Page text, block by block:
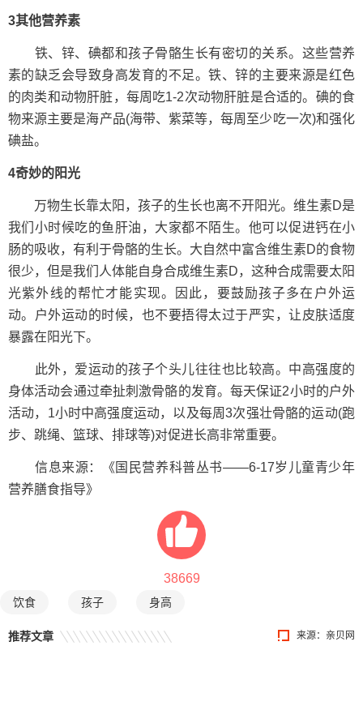
3其他营养素
铁、锌、碘都和孩子骨骼生长有密切的关系。这些营养
素的缺乏会导致身高发育的不足。铁、锌的主要来源是红色
的肉类和动物肝脏，每周吃1-2次动物肝脏是合适的。碘的食
物来源主要是海产品(海带、紫菜等，每周至少吃一次)和强化
碘盐。
4奇妙的阳光
万物生长靠太阳，孩子的生长也离不开阳光。维生素D是
我们小时候吃的鱼肝油，大家都不陌生。他可以促进钙在小
肠的吸收，有利于骨骼的生长。大自然中富含维生素D的食物
很少，但是我们人体能自身合成维生素D，这种合成需要太阳
光紫外线的帮忙才能实现。因此，要鼓励孩子多在户外运
动。户外运动的时候，也不要捂得太过于严实，让皮肤适度
暴露在阳光下。
此外，爱运动的孩子个头儿往往也比较高。中高强度的
身体活动会通过牵扯刺激骨骼的发育。每天保证2小时的户外
活动，1小时中高强度运动，以及每周3次强壮骨骼的运动(跑
步、跳绳、篮球、排球等)对促进长高非常重要。
信息来源：《国民营养科普丛书——6-17岁儿童青少年
营养膳食指导》
38669
饮食 孩子 身高
来源： 亲贝网
推荐文章